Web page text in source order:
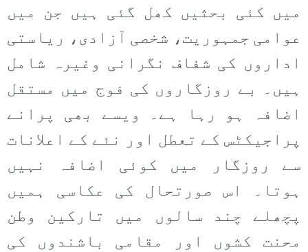
میں کئی بحثیں کھل گئی ہیں جن میں
عوامی جمہوریت، شخصی آزادی، ریاستی
اداروں کی شفاف نگرانی وغیرہ شامل
ہیں۔ بے روزگاروں کی فوج میں مستقل
اضافہ ہو رہا ہے۔ ویسے بھی پرانے
پراجیکٹس کے تعطل اور نئے کے اعلانات
سے روزگار میں کوئی اضافہ نہیں
ہوتا۔ اس صورتحال کی عکاسی ہمیں
پچھلے چند سالوں میں تارکین وطن
محنت کشوں اور مقامی باشندوں کی